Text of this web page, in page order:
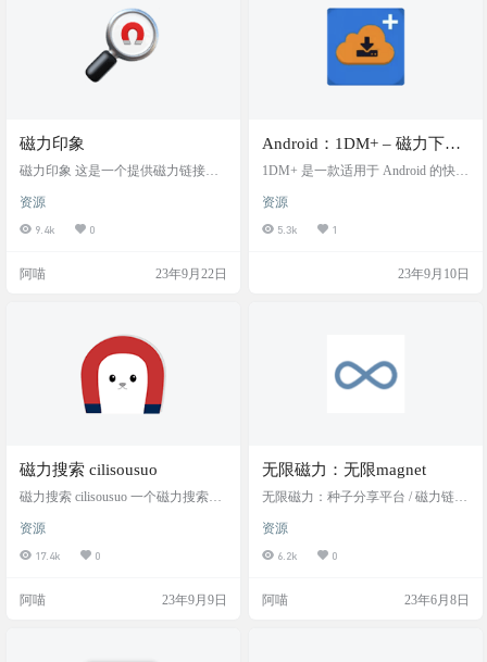
磁力印象
磁力印象 这是一个提供磁力链接内
网站不支持磁力搜索，不能下载，
只是提供预览图。解析时间非常
被骗下到花园宝宝，玛卡巴卡 网站
资源
9.4k 0
阿喵 23年9月22日
Android：1DM+ – 磁力下载
神器
1DM+ 是一款适用于 Android 的快速
t）。 如果您正在寻找功能强大的下
载器，请尝试将此 1DM 下载到您的
应用程序将帮助您下载视频、音频
要新建一个…
资源
5.3k 1
23年9月10日
磁力搜索 cilisousuo
磁力搜索 cilisousuo 一个磁力搜索网
的拼音。支持的资源也比较丰富，
包括一些 * 内容，无需注册，直接
站截图 网站地址 (https://cilisousuo.co
资源
17.4k 0
阿喵 23年9月9日
无限磁力：无限magnet
无限磁力：种子分享平台 / 磁力链搜
服务），本服务致力于打造全球资
源最丰富的磁力链接、种子搜索引
的方式，依据您输入的关键字自动
资源
6.2k 0
阿喵 23年6月8日